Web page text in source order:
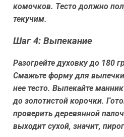
комочков. Тесто должно
текучим.
Шаг 4: Выпекание
Разогрейте духовку до 180
Смажьте форму для
нее тесто. Выпекайте
до золотистой корочки.
проверить деревянной
выходит сухой, значит,